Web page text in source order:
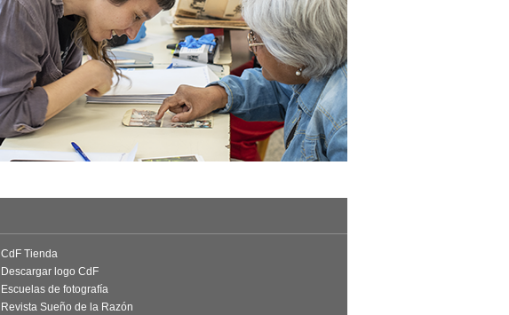
CdF Tienda
Descargar logo CdF
Escuelas de fotografía
Revista Sueño de la Razón